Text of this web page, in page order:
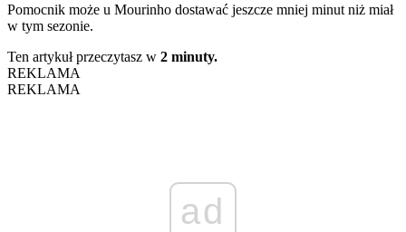
Pomocnik może u Mourinho dostawać jeszcze mniej minut niż miał
w tym sezonie.
Ten artykuł przeczytasz w 2 minuty.
REKLAMA
REKLAMA
ad